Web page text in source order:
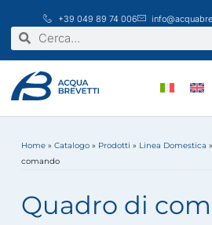
contenuto
+39 049 89 74 006
Cerca Cerca
Home »Catalogo » Prodotti » Linea Domestica »
comando
Quadro di